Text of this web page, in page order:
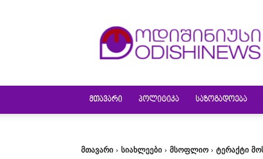
ᲛᲗᲐᲕᲐᲠᲘ ᲞᲝᲚᲘᲢᲘᲙᲐ ᲡᲐᲖᲝᲒᲐᲓᲝᲔᲑᲐ
მთავარი სიახლეები მსოფლიო ტერაქტი